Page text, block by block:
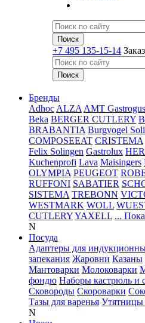
+7 495 135-15-14
Бренды
Adhoc ALZA AMT
Beka BERGER CUTLERY
BRABANTIA Burgvogel
COMPOSEEAT CRISTEMA
Felix Solingen Gastrolux
Kuchenprofi Lava Maisingers
OLYMPIA PEUGEOT
RUFFONI SABATIER
SISTEMA TREBONN
WESTMARK WOLL
CUTLERYYAXELL ...
N
Посуда
Адаптеры для
запекания Жаровни Казаны
Мантоварки Молоковарки
фондю Наборы кастрюль и
Сковороды Скороварки
Тазы для варенья Утятницы
N